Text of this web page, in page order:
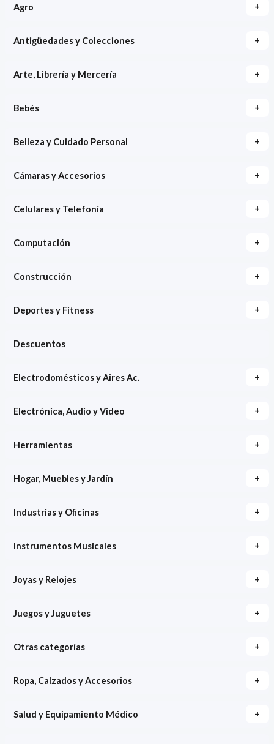
Agro +
Antigüedades y Colecciones +
Arte, Librería y Mercería +
Bebés +
Belleza y Cuidado Personal +
Cámaras y Accesorios +
Celulares y Telefonía +
Computación +
Construcción +
Deportes y Fitness +
Descuentos
Electrodomésticos y Aires Ac. +
Electrónica, Audio y Video +
Herramientas +
Hogar, Muebles y Jardín +
Industrias y Oficinas +
Instrumentos Musicales +
Joyas y Relojes +
Juegos y Juguetes +
Otras categorías +
Ropa, Calzados y Accesorios +
Salud y Equipamiento Médico +